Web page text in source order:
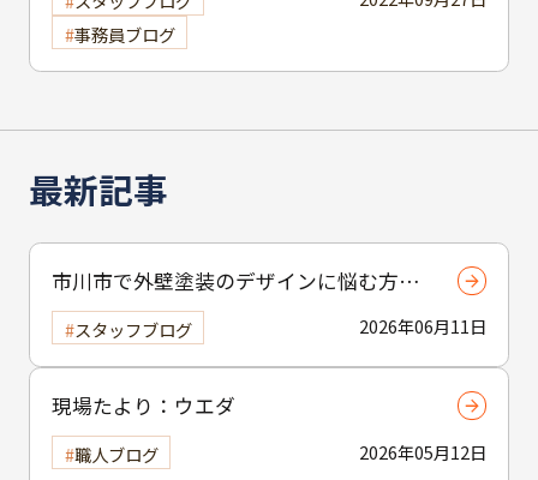
最新記事
市川市で外壁塗装のデザインに悩む方へ
｜ 色選びの失敗を防ぐポイント
2026年06月11日
スタッフブログ
現場たより：ウエダ
2026年05月12日
職人ブログ
事務員ブログ